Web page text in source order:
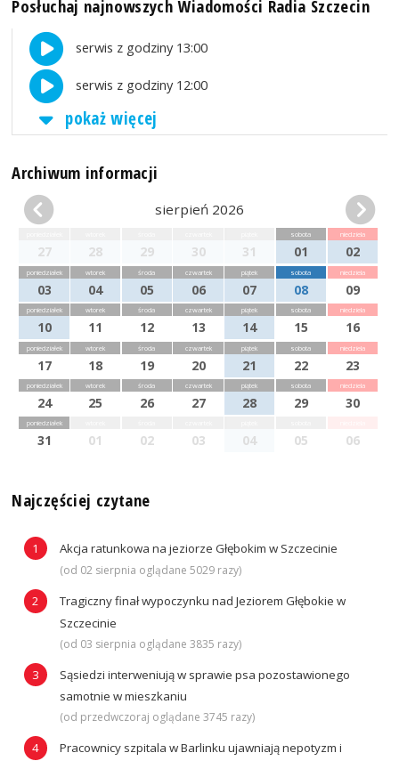
Posłuchaj najnowszych Wiadomości Radia Szczecin
serwis z godziny 13:00
serwis z godziny 12:00
pokaż więcej
Archiwum informacji
sierpień 2026
27 28 29 30 31
sobota
01
niedziela
02
poniedziałek
03
wtorek
04
środa
05
czwartek
06
piątek
07
sobota
08
niedziela
09
poniedziałek
10
wtorek
11
środa
12
czwartek
13
piątek
14
sobota
15
niedziela
16
poniedziałek
17
wtorek
18
środa
19
czwartek
20
piątek
21
sobota
22
niedziela
23
poniedziałek
24
wtorek
25
środa
26
czwartek
27
piątek
28
sobota
29
niedziela
30
poniedziałek
31 01 02 03 04 05 06
Najczęściej czytane
Akcja ratunkowa na jeziorze Głębokim w Szczecinie
(od 02 sierpnia oglądane 5029 razy)
Tragiczny finał wypoczynku nad Jeziorem Głębokie w
Szczecinie
(od 03 sierpnia oglądane 3835 razy)
Sąsiedzi interweniują w sprawie psa pozostawionego
samotnie w mieszkaniu
(od przedwczoraj oglądane 3745 razy)
Pracownicy szpitala w Barlinku ujawniają nepotyzm i